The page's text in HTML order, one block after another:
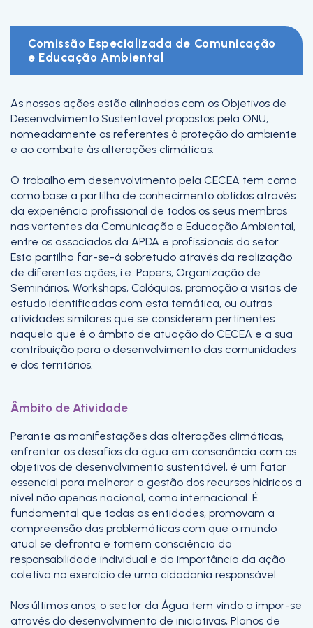
Comissão Especializada de Comunicação
e Educação Ambiental
As nossas ações estão alinhadas com os Objetivos de
Desenvolvimento Sustentável propostos pela ONU,
nomeadamente os referentes à proteção do ambiente
e ao combate às alterações climáticas.
O trabalho em desenvolvimento pela CECEA tem como
como base a partilha de conhecimento obtidos através
da experiência profissional de todos os seus membros
nas vertentes da Comunicação e Educação Ambiental,
entre os associados da APDA e profissionais do setor.
Esta partilha far-se-á sobretudo através da realização
de diferentes ações, i.e. Papers, Organização de
Seminários, Workshops, Colóquios, promoção a visitas de
estudo identificadas com esta temática, ou outras
atividades similares que se considerem pertinentes
naquela que é o âmbito de atuação do CECEA e a sua
contribuição para o desenvolvimento das comunidades
e dos territórios.
Âmbito de Atividade
Perante as manifestações das alterações climáticas,
enfrentar os desafios da água em consonância com os
objetivos de desenvolvimento sustentável, é um fator
essencial para melhorar a gestão dos recursos hídricos a
nível não apenas nacional, como internacional. É
fundamental que todas as entidades, promovam a
compreensão das problemáticas com que o mundo
atual se defronta e tomem consciência da
responsabilidade individual e da importância da ação
coletiva no exercício de uma cidadania responsável.
Nos últimos anos, o sector da Água tem vindo a impor-se
através do desenvolvimento de iniciativas, Planos de